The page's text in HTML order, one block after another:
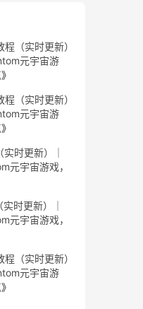
程（实时更新）
元宇宙游
》
程（实时更新）
元宇宙游
》
时更新）｜
元宇宙游戏，
时更新）｜
元宇宙游戏，
程（实时更新）
元宇宙游
》